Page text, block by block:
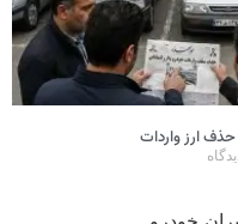
حذف ارز واردات